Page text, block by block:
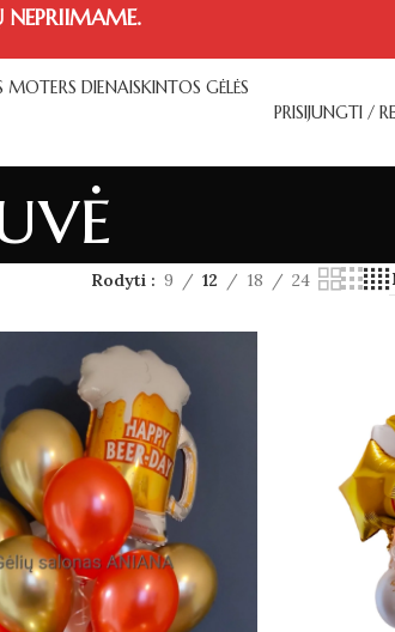
MOTERS DIENAISKINTOS GĖLĖS
PRISIJUNGTI /
Rodyti 9 12 18 24